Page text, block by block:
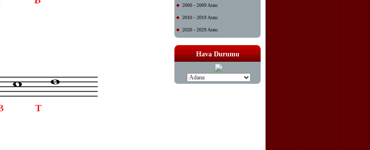
2000 - 2009 Arası
2010 - 2019 Arası
2020 - 2029 Arası
Hava Durumu